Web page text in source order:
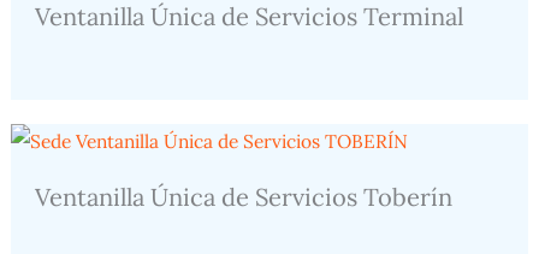
Ventanilla Única de Servicios Terminal
Ventanilla Única de Servicios Toberín